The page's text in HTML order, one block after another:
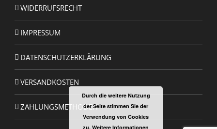
WIDERRUFSRECHT
IMPRESSUM
DATENSCHUTZERKLÄRUNG
VERSANDKOSTEN
ZAHLUNGSMETHODEN
Durch die weitere Nutzung
der Seite stimmen Sie der
Verwendung von Cookies
zu. Weitere Informationen